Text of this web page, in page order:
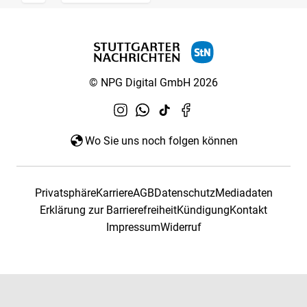
© NPG Digital GmbH 2026
Wo Sie uns noch folgen können
PrivatsphäreKarriereAGBDatenschutzMediadaten
Erklärung zur BarrierefreiheitKündigungKontakt
ImpressumWiderruf